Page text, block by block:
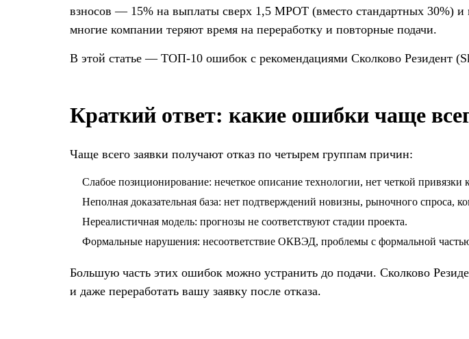
взносов — 15% на выплаты сверх 1,5 МРОТ (вместо стандартных 30%) и
многие компании теряют время на переработку и повторные подачи.
В этой статье — ТОП-10 ошибок с рекомендациями Сколково Резидент
Краткий ответ: какие ошибки чаще
Чаще всего заявки получают отказ по четырем группам причин:
Слабое позиционирование: нечеткое описание технологии, нет четкой привязки
Неполная доказательная база: нет подтверждений новизны, рыночного спроса,
Нереалистичная модель: прогнозы не соответствуют стадии проекта.
Формальные нарушения: несоответствие ОКВЭД, проблемы с формальной
Большую часть этих ошибок можно устранить до подачи. Сколково
и даже переработать вашу заявку после отказа.